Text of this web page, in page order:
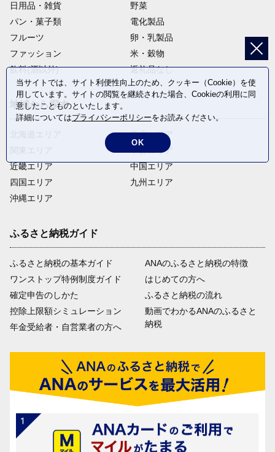
日用品・雑貨
野菜
パン・菓子類
電化製品
フルーツ
卵・乳製品
ファッション
米・穀物
飲料(酒以外)
返礼品なし
地域から探す
近畿エリア
四国エリア
沖縄エリア
東北エリア
中部エリア
中国エリア
九州エリア
ふるさと納税ガイド
ふるさと納税の基本ガイド
ワンストップ特例制度ガイド
確定申告のしかた
控除上限額シミュレーション
年金受給者・自営業者の方へ
ANAのふるさと納税の特徴
はじめての方へ
ふるさと納税の流れ
動画でわかるANAのふるさと
納税
当サイトでは、サイト利便性向上のため、クッキー（Cookie）を使
用しています。サイトの閲覧を継続された場合、Cookieの利用に同
意したことものといたします。
詳細についてはプライバシーポリシーをお読みください。
OK